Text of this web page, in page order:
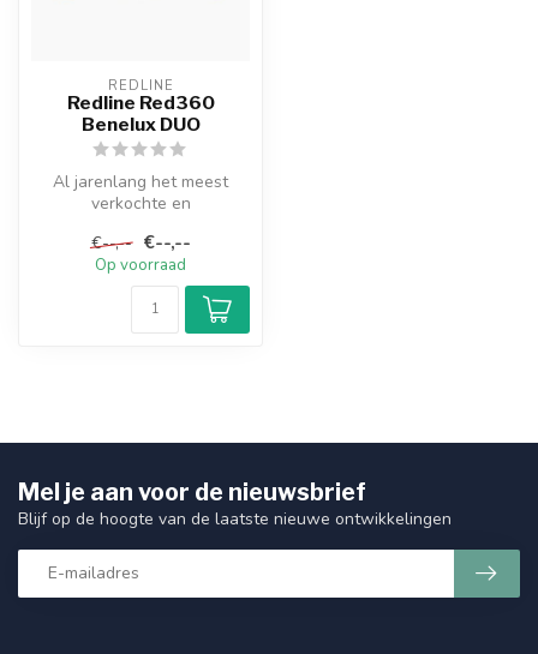
REDLINE
Redline Red360
Benelux DUO
Al jarenlang het meest
verkochte en
box op de markt va...
€--,-- €--,--
Op voorraad
Mel je aan voor de nieuwsbrief
Blijf op de hoogte van de laatste nieuwe ontwikkelingen